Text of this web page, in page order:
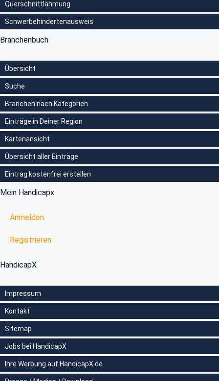
Querschnittlähmung
Schwerbehindertenausweis
Branchenbuch
Übersicht
Suche
Branchen nach Kategorien
Einträge in Deiner Region
Kartenansicht
Übersicht aller Einträge
Eintrag kostenfrei erstellen
Mein Handicapx
Anmelden
Registrieren
HandicapX
Impressum
Kontakt
Sitemap
Jobs bei HandicapX
Ihre Werbung auf HandicapX.de